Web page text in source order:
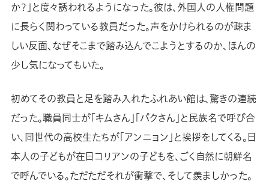
か？」と度々誘われるようになった。彼は、外国人の人権問題
に長らく関わっている教員だった。声をかけられるのが疎ま
しい反面、なぜそこまで踏み込んでこようとするのか、ほんの
少し気になってもいた。
初めてその教員と足を踏み入れたふれあい館は、驚きの連続
だった。職員同士が「キムさん」「パクさん」と民族名で呼び合
い、同世代の高校生たちが「アンニョン」と挨拶をしてくる。日
本人の子どもが在日コリアンの子どもを、ごく自然に朝鮮名
で呼んでいる。ただただそれが衝撃で、そして羨ましかった。